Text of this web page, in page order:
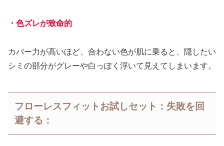
・色ズレが致命的
カバー力が高いほど、合わない色が肌に乗ると、隠したい
シミの部分がグレーや白っぽく浮いて見えてしまいます。
フローレスフィットお試しセット：失敗を回
避する：